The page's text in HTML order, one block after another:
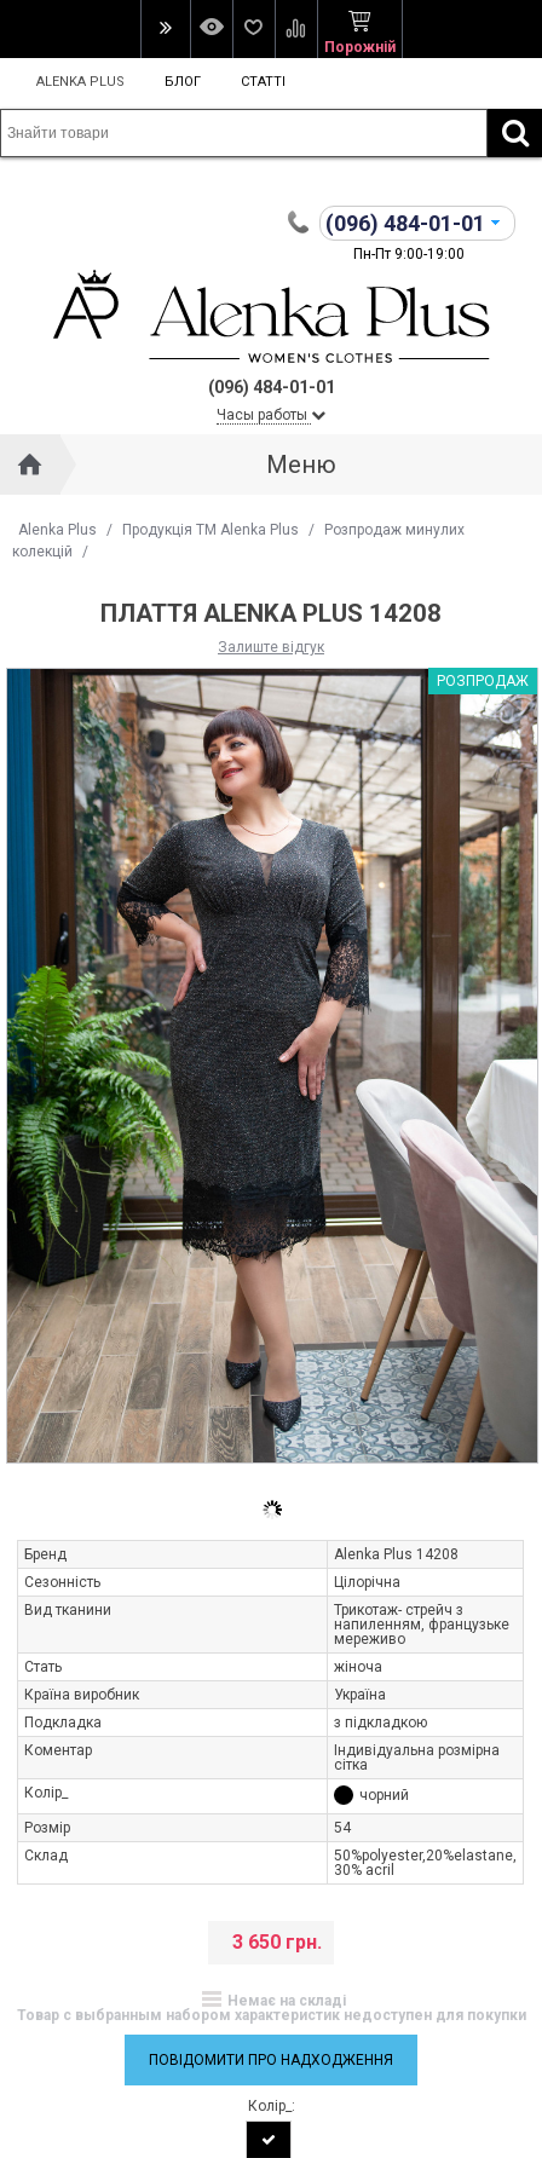
Порожній
ALENKA PLUS БЛОГ СТАТТІ
(096) 484-01-01
Пн-Пт 9:00-19:00
(096) 484-01-01
Часы работы
Меню
Alenka Plus / Продукція ТМ Alenka Plus /
Розпродаж минулих
колекцій
/
ПЛАТТЯ ALENKA PLUS 14208
Залиште відгук
РОЗПРОДАЖ
Бренд
Alenka Plus 14208
Сезонність
Цілорічна
Вид тканини
Трикотаж- стрейч з
напиленням, французьке
мереживо
Стать
жіноча
Країна виробник
Україна
Подкладка
з підкладкою
Коментар
Індивідуальна розмірна
сітка
Колір_
чорний
Розмір
54
Склад
50%polуester,20%elastane,
30% acrіl
3 650 грн.
Немає на складі
Товар с выбранным набором характеристик недоступен для покупки
ПОВІДОМИТИ ПРО НАДХОДЖЕННЯ
Колір_: